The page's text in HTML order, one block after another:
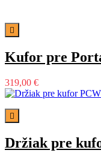

Kufor pre
319,00 €

Držiak pre